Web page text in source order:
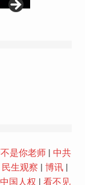
是你老师| 中共
民生观察 博讯|
中国人权
看不见